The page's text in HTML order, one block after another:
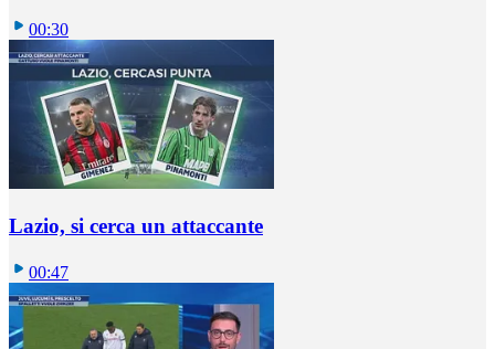
00:30
Lazio, si cerca un attaccante
00:47